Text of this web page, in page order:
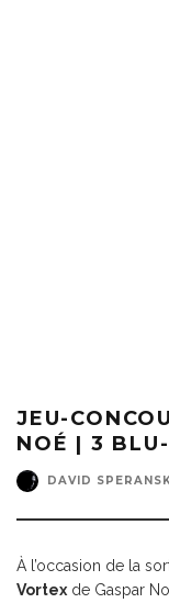
JEU-
NOÉ | 3
DAVID
À l’occasion de la
Vortex de Gaspar